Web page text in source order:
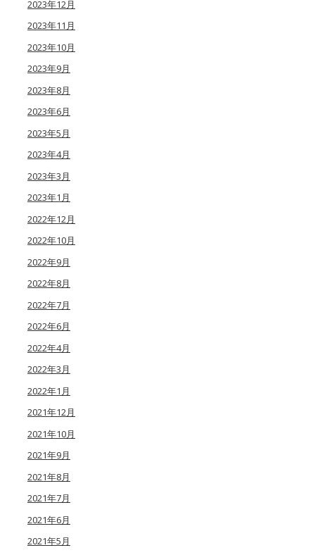
2023年12月
2023年11月
2023年10月
2023年9月
2023年8月
2023年6月
2023年5月
2023年4月
2023年3月
2023年1月
2022年12月
2022年10月
2022年9月
2022年8月
2022年7月
2022年6月
2022年4月
2022年3月
2022年1月
2021年12月
2021年10月
2021年9月
2021年8月
2021年7月
2021年6月
2021年5月